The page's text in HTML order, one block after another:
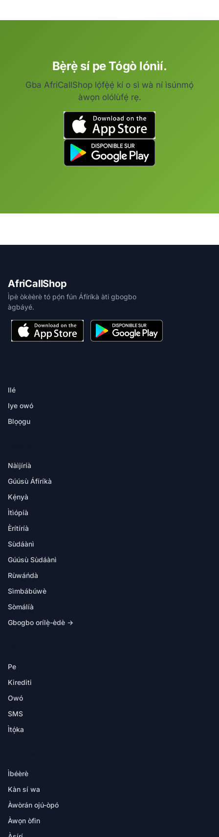
Bẹ̀rẹ̀ sí pe Tógò lónìí.
Gba AfriCallShop lọ́fẹ̀ẹ́ kí o sì wà ní ìsúnmọ́
àwọn olólùfẹ́ rẹ.
AfriCallShop
Ìpè òkèèrè tó pọ́n fún Áfíríkà àti gbogbo
àgbáyé.
Ilé
Iye owó
Blọọgu
Nàìjíríà
Gúúsù Áfíríkà
Kẹ́nyà
Ìtìópíà
Èrítíríà
Sùdáànì
Gúúsù Sùdáànì
Rùwáńdà
Sìmbábúwè
Sòmálíà
Gbogbo orílẹ̀-èdè →
Pe
Kirediti
Owó
SMS
Ìtọ́ka
Ìbéèrè
Kàn sí wa
Àwòrán ojú-òpó
Àwọn òfin